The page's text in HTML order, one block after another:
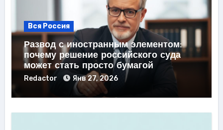
Вся Россия
Развод с иностранным элементом:
почему решение российского суда
может стать просто бумагой
Redactor Янв 27, 2026